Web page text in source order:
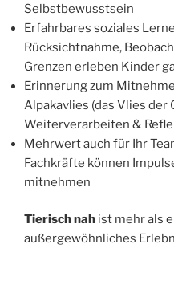
Selbstbewusstsein
Erfahrbares soziales
Rücksichtnahme,
Grenzen erleben Kinder
Erinnerung zum
Alpakavlies (das Vlies der
Weiterverarbeiten &
Mehrwert auch für Ihr
Fachkräfte können
mitnehmen
Tierisch nah ist mehr als
außergewöhnliches